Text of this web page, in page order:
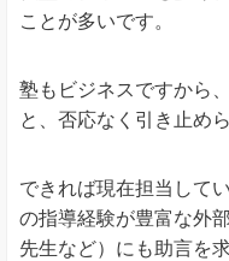
ことが多いです。
塾もビジネスですから
と、否応なく引き止め
できれば現在担当して
の指導経験が豊富な外
先生など）にも助言を